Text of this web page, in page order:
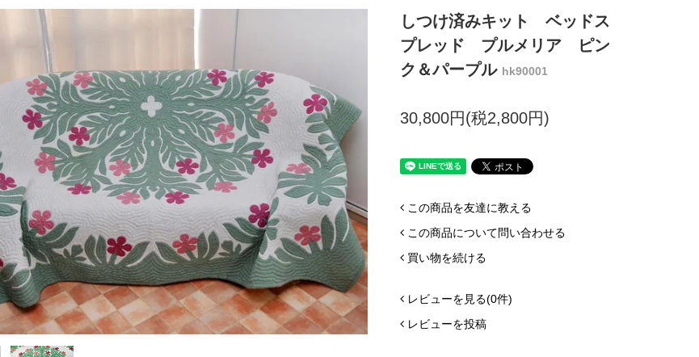
しつけ済みキット ベッドス
プレッド プルメリア ピン
ク＆パープル hk90001
30,800円(税2,800円)
この商品を友達に教える
この商品について問い合わせる
買い物を続ける
レビューを見る(0件)
レビューを投稿